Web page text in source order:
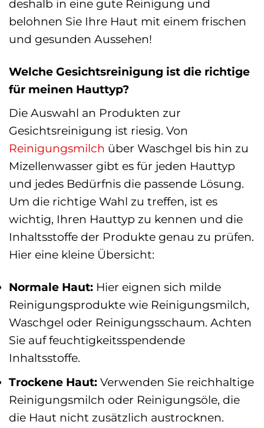
deshalb in eine gute Reinigung und
belohnen Sie Ihre Haut mit einem frischen
und gesunden Aussehen!
Welche Gesichtsreinigung ist die richtige
für meinen Hauttyp?
Die Auswahl an Produkten zur
Gesichtsreinigung ist riesig. Von
Reinigungsmilch über Waschgel bis hin zu
Mizellenwasser gibt es für jeden Hauttyp
und jedes Bedürfnis die passende Lösung.
Um die richtige Wahl zu treffen, ist es
wichtig, Ihren Hauttyp zu kennen und die
Inhaltsstoffe der Produkte genau zu prüfen.
Hier eine kleine Übersicht:
Normale Haut: Hier eignen sich milde
Reinigungsprodukte wie Reinigungsmilch,
Waschgel oder Reinigungsschaum. Achten
Sie auf feuchtigkeitsspendende
Inhaltsstoffe.
Trockene Haut: Verwenden Sie reichhaltige
Reinigungsmilch oder Reinigungsöle, die
die Haut nicht zusätzlich austrocknen.